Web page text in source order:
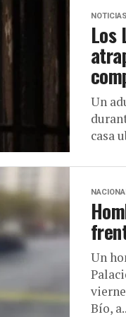
NOTICIAS
Los
Un
casa
Un
Bío,